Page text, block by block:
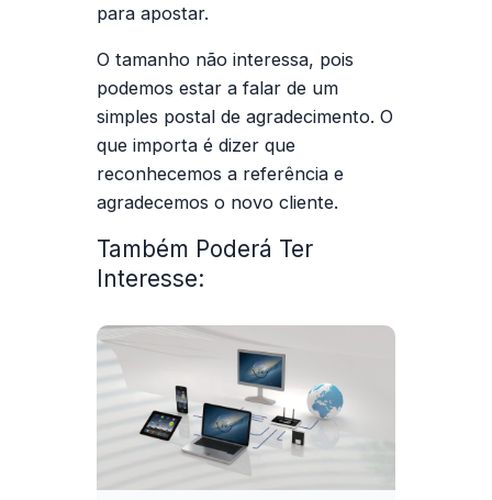
para apostar.
O tamanho não interessa, pois
podemos estar a falar de um
simples postal de agradecimento. O
que importa é dizer que
reconhecemos a referência e
agradecemos o novo cliente.
Também Poderá Ter
Interesse: